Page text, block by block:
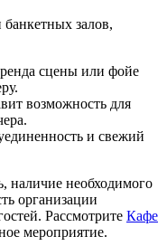
залов,
сцены или фойе
возможность для
и свежий
наличие необходимого
организации
Рассмотрите Кафе
мероприятие.